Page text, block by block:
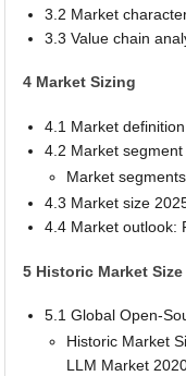
3.2 Market
3.3 Value chain
4 Market Sizing
4.1 Market definition
4.2 Market
Market segments
4.3 Market size
4.4 Market outlook:
5 Historic Market Size
5.1 Global Open-
Historic Market
LLM Market